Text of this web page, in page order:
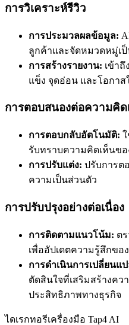
การวิเคราะห์รีวิว
การประมวลผลข้อมูล:
ลูกค้าและจัดหมวดหมู่เ
การสร้างรายงาน: เข้า
แข็ง จุดอ่อน และโอกาส
การตอบสนองต่อความคิด
การตอบกลับอัตโนมัติ:
รับทราบความคิดเห็นข
การปรับแต่ง: ปรับการต
ความเป็นส่วนตัว
การปรับปรุงอย่างต่อเนื่อง
การติดตามแนวโน้ม: ต
เพื่ออัปเดตความรู้สึกข
การดำเนินการเปลี่ยนแ
ตัดสินใจที่เสริมสร้างคว
ประสิทธิภาพทางธุรกิจ
ไดเรกทอรีเครื่องมือ Tap4 AI